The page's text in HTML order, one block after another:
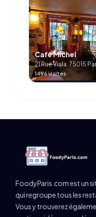
Cafe Michel
21 Rue Viala, 75015
1496 visites
FoodyParis.com est un
qui regroupe tous les
Vous y trouverez